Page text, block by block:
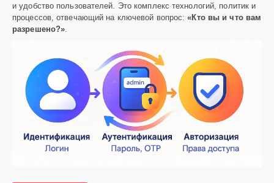
299
0
и удобство пользователей. Это комплекс технологий, политик и
процессов, отвечающий на ключевой вопрос:«Кто вы и что вам
разрешено?»